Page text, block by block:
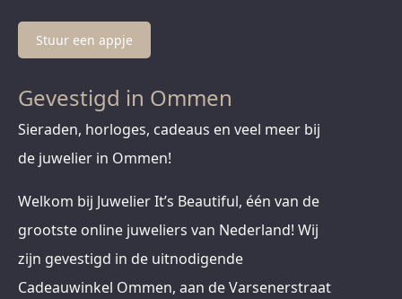
Stuur een appje
Gevestigd in Ommen
Sieraden, horloges, cadeaus en veel meer bij
de juwelier in Ommen!
Welkom bij Juwelier It’s Beautiful, één van de
grootste online juweliers van Nederland! Wij
zijn gevestigd in de uitnodigende
Cadeauwinkel Ommen, aan de Varsenerstraat